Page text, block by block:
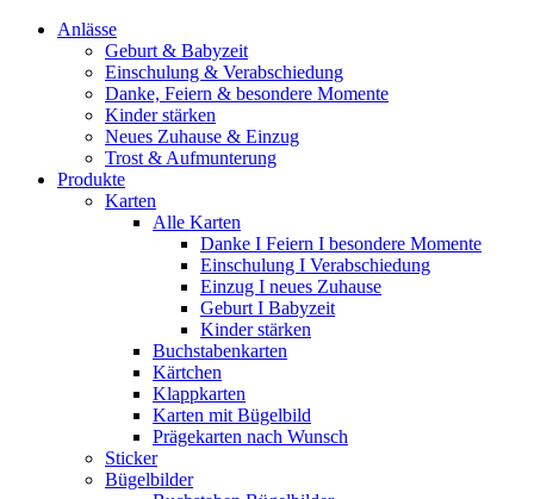
Anlässe
Geburt & Babyzeit
Einschulung & Verabschiedung
Danke, Feiern & besondere Momente
Kinder stärken
Neues Zuhause & Einzug
Trost & Aufmunterung
Produkte
Karten
Alle Karten
Danke I Feiern I besondere Momente
Einschulung I Verabschiedung
Einzug I neues Zuhause
Geburt I Babyzeit
Kinder stärken
Buchstabenkarten
Kärtchen
Klappkarten
Karten mit Bügelbild
Prägekarten nach Wunsch
Sticker
Bügelbilder